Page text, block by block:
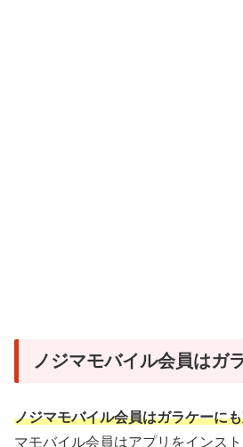
ノジマモバイル会員はガ
ノジマモバイル会員はガラケーに
マモバイル会員はアプリをインス